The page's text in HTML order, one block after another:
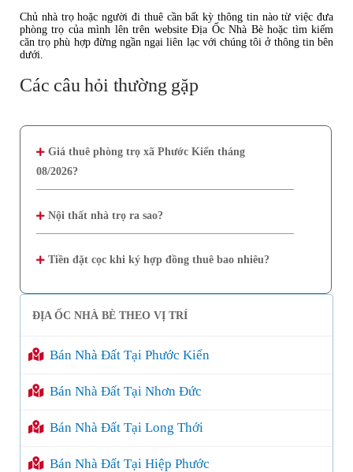
Chủ nhà trọ hoặc người đi thuê cần bất kỳ thông tin nào từ việc đưa
phòng trọ của mình lên trên website Địa Ốc Nhà Bè hoặc tìm kiếm
căn trọ phù hợp đừng ngần ngại liên lạc với chúng tôi ở thông tin bên
dưới.
Các câu hỏi thường gặp
Giá thuê phòng trọ xã Phước Kiển tháng
08/2026?
Nội thất nhà trọ ra sao?
Tiền đặt cọc khi ký hợp đồng thuê bao nhiêu?
ĐỊA ỐC NHÀ BÈ THEO VỊ TRÍ
Bán Nhà Đất Tại Phước Kiển
Bán Nhà Đất Tại Nhơn Đức
Bán Nhà Đất Tại Long Thới
Bán Nhà Đất Tại Hiệp Phước